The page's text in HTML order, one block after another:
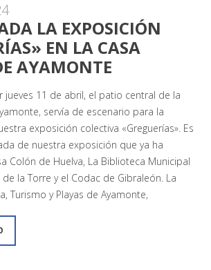
LA EXPOSICIÓN
EN LA CASA
AYAMONTE
jueves 11 de abril, el patio central de la
servía de escenario para la
exposición colectiva «Greguerías». Es
de nuestra exposición que ya ha
Colón de Huelva, La Biblioteca Municipal
la Torre y el Codac de Gibraleón. La
Turismo y Playas de Ayamonte,